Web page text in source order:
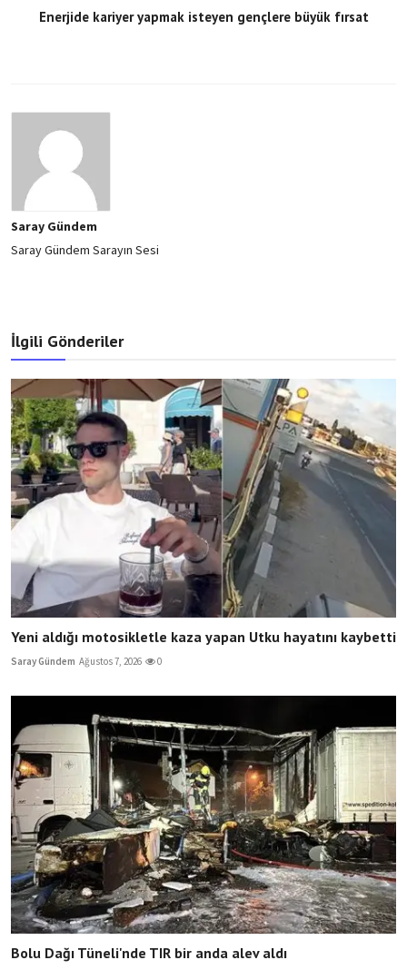
Enerjide kariyer yapmak isteyen gençlere büyük fırsat
Saray Gündem
Saray Gündem Sarayın Sesi
İlgili Gönderiler
Yeni aldığı motosikletle kaza yapan Utku hayatını kaybetti
Saray Gündem Ağustos 7, 2026 0
Bolu Dağı Tüneli'nde TIR bir anda alev aldı